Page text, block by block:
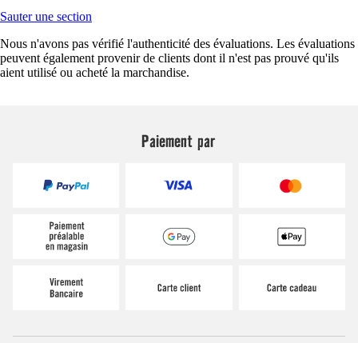
Sauter une section
Nous n'avons pas vérifié l'authenticité des évaluations. Les évaluations
peuvent également provenir de clients dont il n'est pas prouvé qu'ils
aient utilisé ou acheté la marchandise.
Paiement par